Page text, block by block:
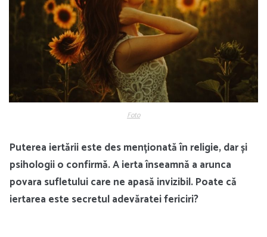
Foto
Puterea iertării este des menționată în religie, dar și
psihologii o confirmă. A ierta înseamnă a arunca
povara sufletului care ne apasă invizibil. Poate că
iertarea este secretul adevăratei fericiri?